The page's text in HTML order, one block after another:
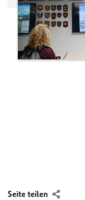
Seite teilen